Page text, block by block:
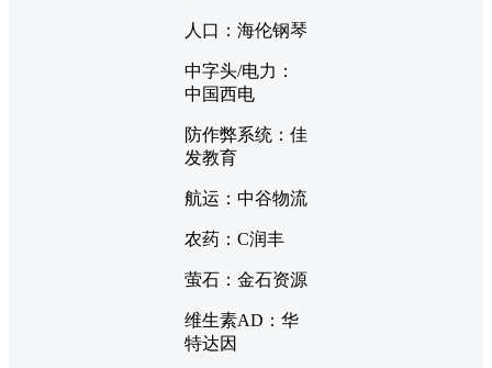
人口：海伦钢琴
中字头/电力：
中国西电
防作弊系统：佳
发教育
航运：中谷物流
农药：C润丰
萤石：金石资源
维生素AD：华
特达因